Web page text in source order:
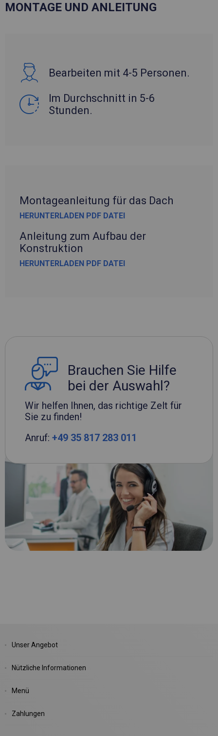
MONTAGE UND ANLEITUNG
Bearbeiten mit 4-5 Personen.
Im Durchschnitt in 5-6
Stunden.
Montageanleitung für das Dach
HERUNTERLADEN PDF DATEI
Anleitung zum Aufbau der
Konstruktion
HERUNTERLADEN PDF DATEI
Brauchen Sie Hilfe
bei der Auswahl?
Wir helfen Ihnen, das richtige Zelt für
Sie zu finden!
Anruf: +49 35 817 283 011
Unser Angebot
Nützliche Informationen
Menü
Zahlungen